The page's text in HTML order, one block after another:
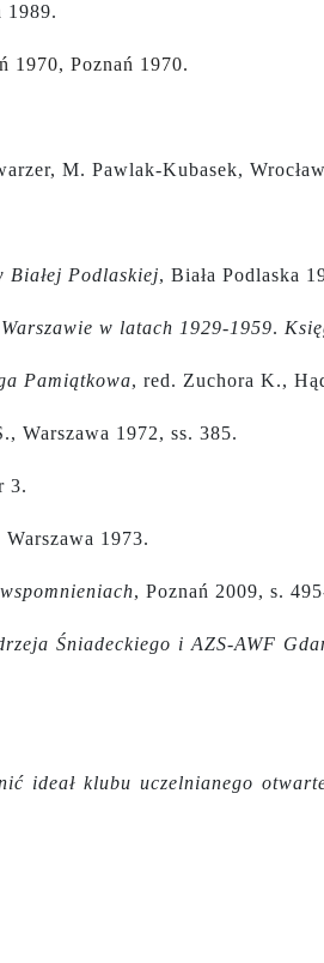
1989.
1970, Poznań 1970.
M. Pawlak-Kubasek,
Białej Podlaskiej, Biała Podlaska
w latach 1929-1959.
Pamiątkowa, red. Zuchora K.,
Warszawa 1972, ss. 385.
3.
Warszawa 1973.
, Poznań 2009, s.
Śniadeckiego i AZS-AWF
ideał klubu uczelnianego